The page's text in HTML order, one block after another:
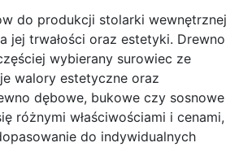
do produkcji stolarki wewnętrznej
jej trwałości oraz estetyki. Drewno
wybierany surowiec ze
walory estetyczne oraz
dębowe, bukowe czy sosnowe
różnymi właściwościami i cenami,
do indywidualnych